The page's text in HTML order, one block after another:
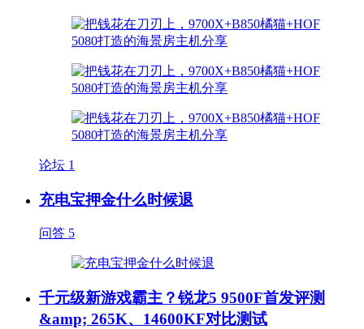
论坛 1
充电宝押金什么时候退
问答 5
千元级新游戏霸主？锐龙5 9500F首发评测
&amp; 265K、14600KF对比测试